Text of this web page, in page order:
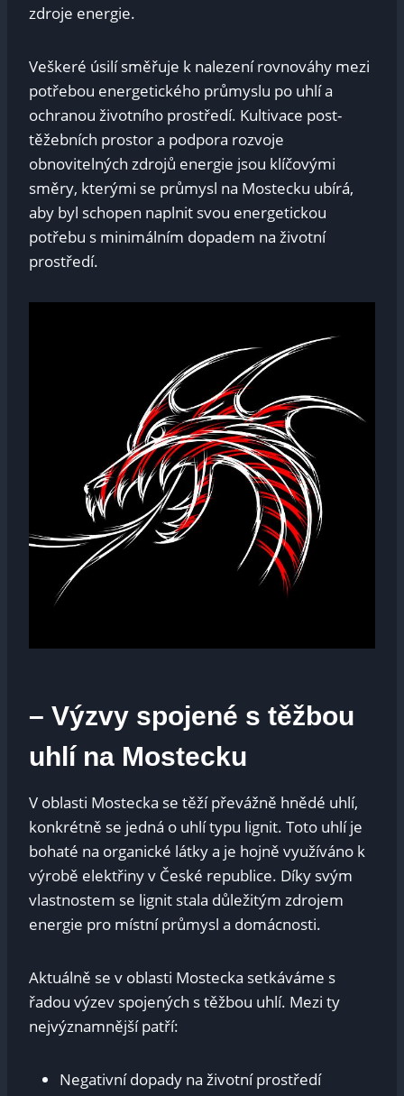
zdroje energie.
Veškeré úsilí směřuje k​ nalezení rovnováhy⁣ mezi
potřebou energetického průmyslu po uhlí a
ochranou životního prostředí. Kultivace post-
těžebních prostor a podpora ​rozvoje
obnovitelných zdrojů ​energie jsou klíčovými
směry, kterými ‍se průmysl na Mostecku ubírá,
aby byl schopen naplnit svou‌ energetickou
⁢potřebu⁢ s minimálním dopadem na životní
prostředí.
– Výzvy spojené s⁤ těžbou
uhlí na Mostecku
V oblasti Mostecka se těží převážně hnědé uhlí,
konkrétně se jedná o uhlí typu lignit. Toto uhlí je
bohaté na organické látky‌ a je hojně využíváno k
výrobě elektřiny v České republice. ‌Díky svým
vlastnostem se lignit stala důležitým zdrojem
energie pro místní průmysl a domácnosti.
Aktuálně se v oblasti Mostecka setkáváme s
řadou výzev spojených s těžbou uhlí. Mezi​ ty
nejvýznamnější⁣ patří:
Negativní dopady na životní prostředí